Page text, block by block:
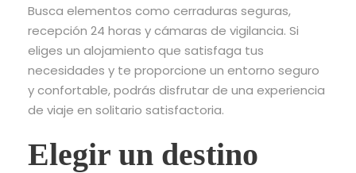
Busca elementos como cerraduras seguras,
recepción 24 horas y cámaras de vigilancia. Si
eliges un alojamiento que satisfaga tus
necesidades y te proporcione un entorno seguro
y confortable, podrás disfrutar de una experiencia
de viaje en solitario satisfactoria.
Elegir un destino